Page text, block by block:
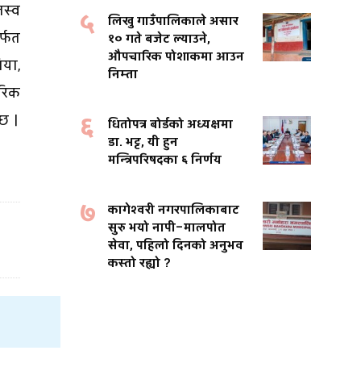
।
५
लिखु गाउँपालिकाले असार
१० गते बजेट ल्याउने,
औपचारिक पोशाकमा आउन
निम्ता
६
धितोपत्र बोर्डको अध्यक्षमा
डा. भट्ट, यी हुन
मन्त्रिपरिषदका ६ निर्णय
७
कागेश्वरी नगरपालिकाबाट
सुरु भयो नापी–मालपोत
सेवा, पहिलो दिनको अनुभव
कस्तो रह्यो ?